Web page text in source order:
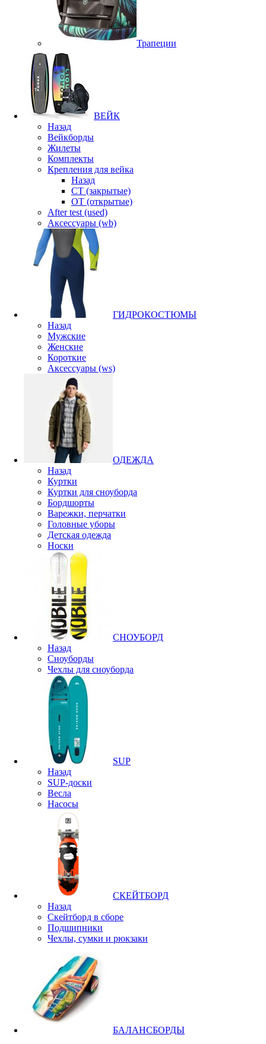
Трапеции
ВЕЙК
Назад
Вейкборды
Жилеты
Комплекты
Крепления для вейка
Назад
CT (закрытые)
OT (открытые)
After test (used)
Аксессуары (wb)
ГИДРОКОСТЮМЫ
Назад
Мужские
Женские
Короткие
Аксессуары (ws)
ОДЕЖДА
Назад
Куртки
Куртки для сноуборда
Бордшорты
Варежки, перчатки
Головные уборы
Детская одежда
Носки
СНОУБОРД
Назад
Сноуборды
Чехлы для сноуборда
SUP
Назад
SUP-доски
Весла
Насосы
СКЕЙТБОРД
Назад
Скейтборд в сборе
Подшипники
Чехлы, сумки и рюкзаки
БАЛАНСБОРДЫ